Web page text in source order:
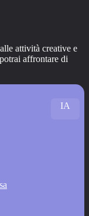
attività creative e
affrontare di
IA